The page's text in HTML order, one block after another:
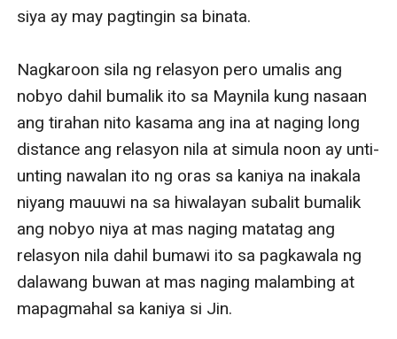
siya ay may pagtingin sa binata.
Nagkaroon sila ng relasyon pero umalis ang
nobyo dahil bumalik ito sa Maynila kung nasaan
ang tirahan nito kasama ang ina at naging long
distance ang relasyon nila at simula noon ay unti-
unting nawalan ito ng oras sa kaniya na inakala
niyang mauuwi na sa hiwalayan subalit bumalik
ang nobyo niya at mas naging matatag ang
relasyon nila dahil bumawi ito sa pagkawala ng
dalawang buwan at mas naging malambing at
mapagmahal sa kaniya si Jin.